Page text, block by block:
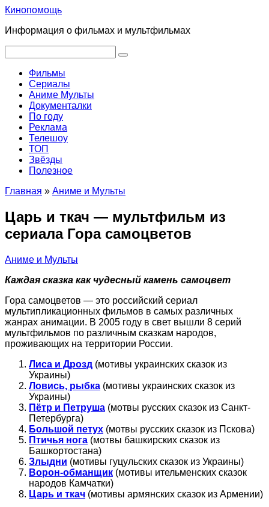
Перейти
контенту
Кинопомощь
Информация о фильмах и мультфильмах
Фильмы
Сериалы
Аниме Мульты
Документалки
По году
Реклама
Телешоу
ТОП
Звёзды
Полезное
Главная » Аниме и Мульты
Царь и ткач — мультфильм из
сериала Гора самоцветов
Аниме и Мульты
Каждая сказка как чудесный камень самоцвет
Гора самоцветов — это российский сериал
мультипликационных фильмов в самых различных
жанрах анимации. В 2005 году в свет вышли 8 серий
мультфильмов по различным сказкам народов,
проживающих на территории России.
Лиса и Дрозд (мотивы украинских сказок из
Украины)
Ловись, рыбка (мотивы украинских сказок из
Украины)
Пётр и Петруша (мотвы русских сказок из Санкт-
Петербурга)
Большой петух (мотвы русских сказок из Пскова)
Птичья нога (мотвы башкирских сказок из
Башкортостана)
Злыдни (мотивы гуцульских сказок из Украины)
Ворон-обманщик (мотивы ительменских сказок
народов Камчатки)
Царь и ткач (мотивы армянских сказок из Армении)